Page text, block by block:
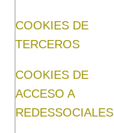
COOKIES DE
TERCEROS
COOKIES DE
ACCESO A
REDESSOCIALES